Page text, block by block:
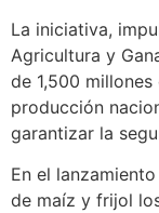
La iniciativa,
Agricultura y
de 1,500
producción
garantizar la
En el
de maíz y frijol